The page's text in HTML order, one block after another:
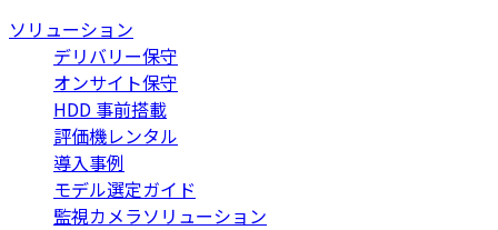
ソリューション
デリバリー保守
オンサイト保守
HDD 事前搭載
評価機レンタル
導入事例
モデル選定ガイド
監視カメラソリューション